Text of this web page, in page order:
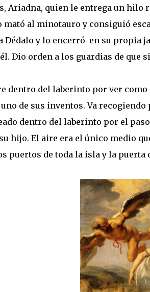
Ariadna, quien le entrega un hilo
mató al minotauro y consiguió
Dédalo y lo encerró en su propia
Dio orden a los guardias de que
dentro del laberinto por ver
de sus inventos. Va
dentro del laberinto por el
hijo. El aire era el único medio
puertos de toda la isla y la